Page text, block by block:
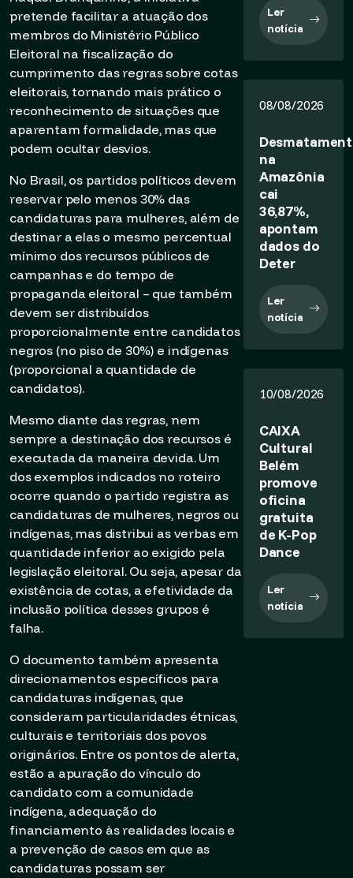
pretende facilitar a atuação dos
membros do Ministério Público
Eleitoral na fiscalização do
cumprimento das regras sobre cotas
eleitorais, tornando mais prático o
reconhecimento de situações que
aparentam formalidade, mas que
podem ocultar desvios.
No Brasil, os partidos políticos devem
reservar pelo menos 30% das
candidaturas para mulheres, além de
destinar a elas o mesmo percentual
mínimo dos recursos públicos de
campanhas e do tempo de
propaganda eleitoral – que também
devem ser distribuídos
proporcionalmente entre candidatos
negros (no piso de 30%) e indígenas
(proporcional a quantidade de
candidatos).
Mesmo diante das regras, nem
sempre a destinação dos recursos é
executada da maneira devida. Um
dos exemplos indicados no roteiro
ocorre quando o partido registra as
candidaturas de mulheres, negros ou
indígenas, mas distribui as verbas em
quantidade inferior ao exigido pela
legislação eleitoral. Ou seja, apesar da
existência de cotas, a efetividade da
inclusão política desses grupos é
falha.
O documento também apresenta
direcionamentos específicos para
candidaturas indígenas, que
consideram particularidades étnicas,
culturais e territoriais dos povos
originários. Entre os pontos de alerta,
estão a apuração do vínculo do
candidato com a comunidade
indígena, adequação do
financiamento às realidades locais e
a prevenção de casos em que as
candidaturas possam ser
Ler
notícia
08/08/2026
na
Amazônia
cai
36,87%,
apontam
dados do
Deter
Ler
notícia
10/08/2026
CAIXA
Cultural
Belém
promove
oficina
gratuita
de K-Pop
Dance
Ler
notícia